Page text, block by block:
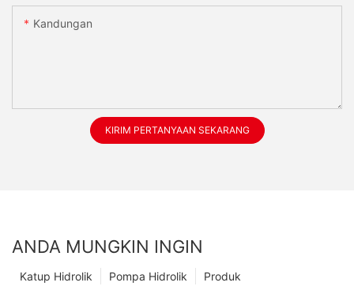
Kandungan
KIRIM PERTANYAAN SEKARANG
ANDA MUNGKIN INGIN
Produk
Pompa Hidrolik
Katup Hidrolik